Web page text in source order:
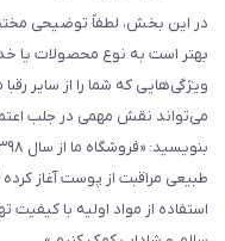
در این بخش، لطفاً توضیحی
بهتر است به نوع محصولات یا
ویژگی‌هایی که شما را از سایر
می‌تواند نقش مهمی در جلب
طبیعی مراقبت از پوست آغاز
استفاده از مواد اولیه با